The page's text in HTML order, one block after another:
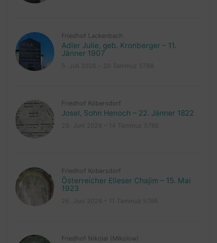
Friedhof Lackenbach
Adler Julie, geb. Kronberger – 11.
Jänner 1907
Friedhof Kobersdorf
Josel, Sohn Henoch – 22. Jänner 1822
Friedhof Kobersdorf
Österreicher Elieser Chajim – 15. Mai
1923
Friedhof Nikolai (Mikolow)